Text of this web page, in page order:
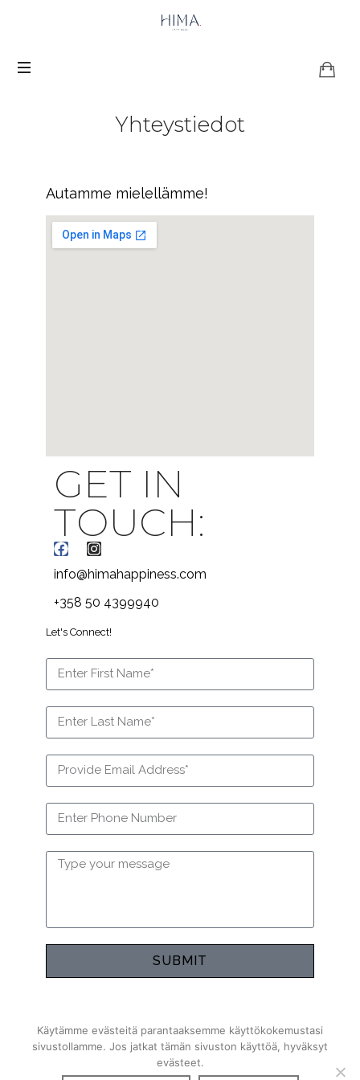
Yhteystiedot
Autamme mielellämme!
GET IN
TOUCH:
info@himahappiness.com
+358 50 4399940
Let's Connect!
SUBMIT
Käytämme evästeitä parantaaksemme käyttökokemustasi
sivustollamme. Jos jatkat tämän sivuston käyttöä, hyväksyt
evästeet.